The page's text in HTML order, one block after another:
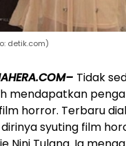
detik.com)
Tidak
mendapatkan
horror. Terbaru
dirinya syuting film